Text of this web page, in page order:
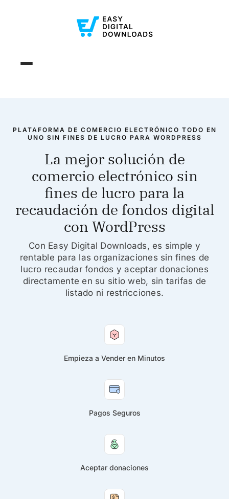
PLATAFORMA DE COMERCIO ELECTRÓNICO TODO EN
UNO SIN FINES DE LUCRO PARA WORDPRESS
La mejor solución de
comercio electrónico sin
fines de lucro para la
recaudación de fondos digital
con WordPress
Con Easy Digital Downloads, es simple y
rentable para las organizaciones sin fines de
lucro recaudar fondos y aceptar donaciones
directamente en su sitio web, sin tarifas de
listado ni restricciones.
Empieza a Vender en Minutos
Pagos Seguros
Aceptar donaciones